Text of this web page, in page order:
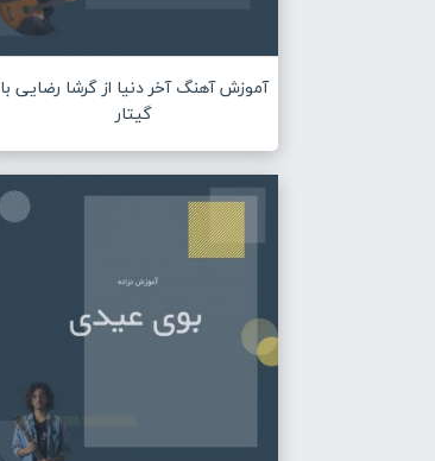
آموزش آهنگ آخر دنیا از گرشا رضایی با
گیتار